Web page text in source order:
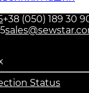
+38 (050) 189 30